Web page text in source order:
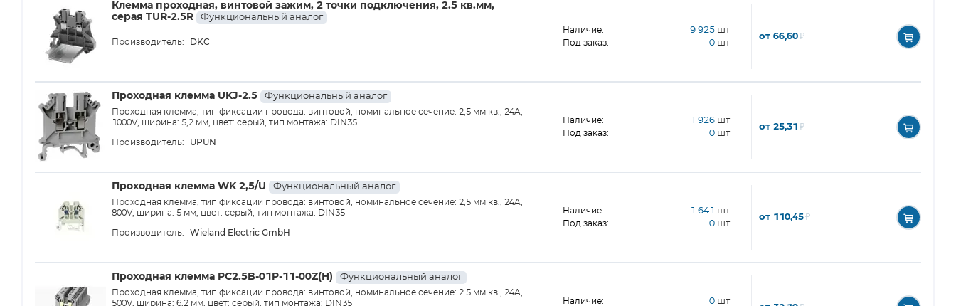
Клемма проходная, винтовой зажим, 2 точки подключения, 2.5 кв.мм,
серая TUR-2.5R
Функциональный аналог
Производитель: DKC
Наличие: 9 925 шт
Под заказ: 0 шт
от 66,60₽
Проходная клемма UKJ-2.5 Функциональный аналог
Проходная клемма, тип фиксации провода: винтовой, номинальное сечение: 2,5 мм кв., 24A,
1000V, ширина: 5,2 мм, цвет: серый, тип монтажа: DIN35
Производитель: UPUN
Наличие: 1 926 шт
Под заказ: 0 шт
от 25,31 ₽
Проходная клемма WK 2,5/U Функциональный аналог
Проходная клемма, тип фиксации провода: винтовой, номинальное сечение: 2,5 мм кв., 24A,
800V, ширина: 5 мм, цвет: серый, тип монтажа: DIN35
Производитель: Wieland Electric GmbH
Наличие: 1 641 шт
Под заказ: 0 шт
от 110,45₽
Проходная клемма PC2.5B-01P-11-00Z(H) Функциональный аналог
Проходная клемма, тип фиксации провода: винтовой, номинальное сечение: 2.5 мм кв., 24A,
500V, ширина: 6,2 мм, цвет: серый, тип монтажа: DIN35
Наличие: 0 шт